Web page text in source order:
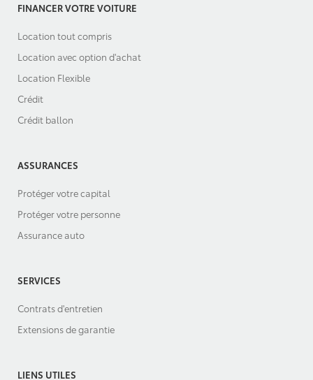
FINANCER VOTRE VOITURE
Location tout compris
Location avec option d'achat
Location Flexible
Crédit
Crédit ballon
ASSURANCES
Protéger votre capital
Protéger votre personne
Assurance auto
SERVICES
Contrats d'entretien
Extensions de garantie
LIENS UTILES